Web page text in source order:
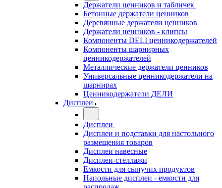
Держатели ценников и табличек
Бетонные держатели ценников
Деревянные держатели ценников
Держатели ценников - клипсы
Компоненты DELI ценникодержателей
Компоненты шарнирных
ценникодержателей
Металлические держатели ценников
Универсальные ценникодержатели на
шарнирах
Ценникодержатели ДЕЛИ
Дисплеи
Дисплеи
Дисплеи и подставки для настольного
размещения товаров
Дисплеи навесные
Дисплеи-стеллажи
Емкости для сыпучих продуктов
Напольные дисплеи - емкости для